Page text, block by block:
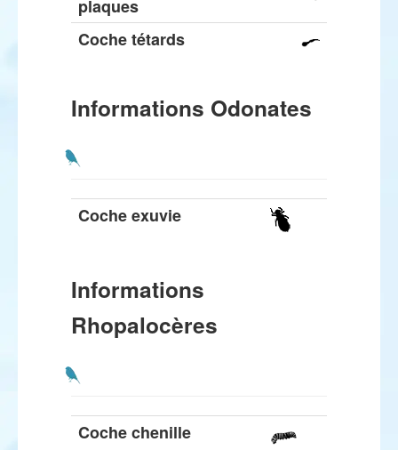
plaques
Coche tétards
Informations Odonates
Coche exuvie
Informations
Rhopalocères
Coche chenille